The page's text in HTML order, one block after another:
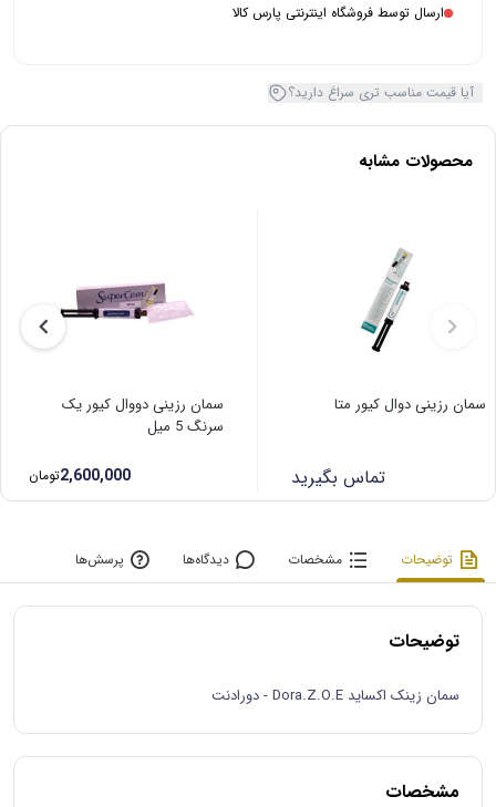
ارسال توسط فروشگاه اینترنتی پارس کالا
آیا قیمت مناسب تری سراغ دارید؟
محصولات مشابه
سمان رزینی دوال کیور متا
تماس بگیرید
سمان رزینی دووال کیور یک
سرنگ 5 میل
2,600,000تومان
توضیحات مشخصات دیدگاه‌ها پرسش‌ها
توضیحات
سمان زینک اکساید Dora.Z.O.E - دورادنت
مشخصات